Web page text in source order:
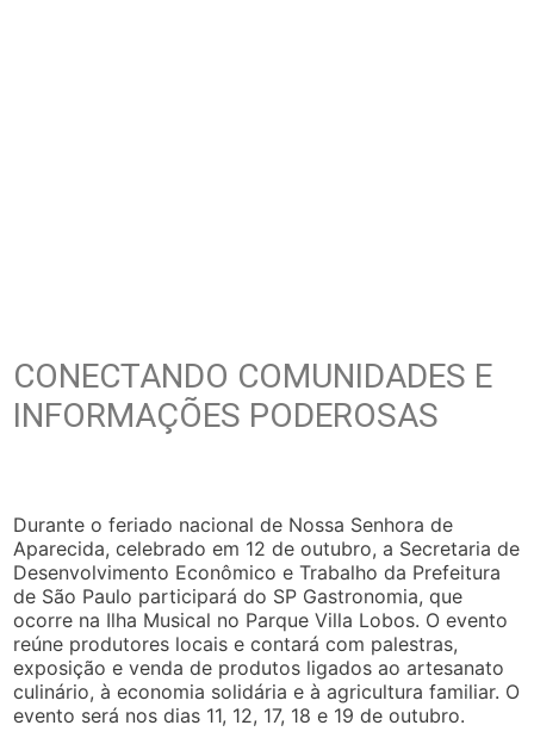
CONECTANDO COMUNIDADES E
INFORMAÇÕES PODEROSAS
Durante o feriado nacional de Nossa Senhora de
Aparecida, celebrado em 12 de outubro, a Secretaria de
Desenvolvimento Econômico e Trabalho da Prefeitura
de São Paulo participará do SP Gastronomia, que
ocorre na Ilha Musical no Parque Villa Lobos. O evento
reúne produtores locais e contará com palestras,
exposição e venda de produtos ligados ao artesanato
culinário, à economia solidária e à agricultura familiar. O
evento será nos dias 11, 12, 17, 18 e 19 de outubro.